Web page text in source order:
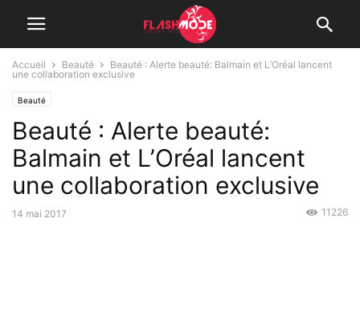
Accueil Beauté
Beauté : Alerte beauté: Balmain et L’Oréal lancent
une collaboration exclusive
Beauté
Beauté : Alerte beauté:
Balmain et L’Oréal lancent
une collaboration exclusive
14 mai 2017 11226